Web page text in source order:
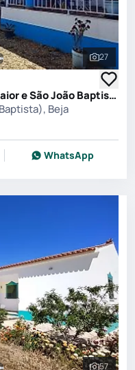
Ver
27
Quinta T3 em Beja (Santiago Maior e São João Baptista), Beja
Beja
WhatsApp
57